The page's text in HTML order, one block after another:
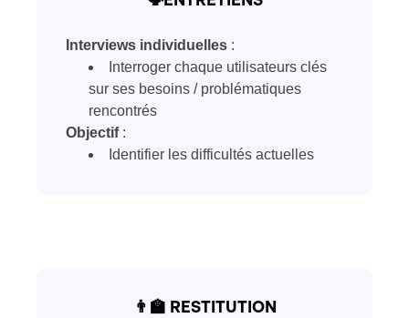
Interviews individuelles :
Interroger chaque utilisateurs clés
sur ses besoins / problématiques
rencontrés
Objectif:
Identifier les difficultés actuelles
👨‍🏫 RESTITUTION